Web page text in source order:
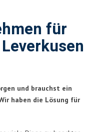
für
und brauchst ein
haben die Lösung für